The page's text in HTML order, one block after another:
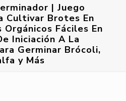
| Juego
Cultivar Brotes En
Fáciles En
Iniciación A La
Germinar Brócoli,
y Más